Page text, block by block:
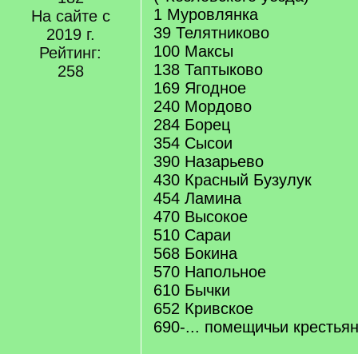
На сайте с
2019 г.
Рейтинг:
258
1 Муровлянка
39 Телятниково
100 Максы
138 Таптыково
169 Ягодное
240 Мордово
284 Борец
354 Сысои
390 Назарьево
430 Красный Бузулук
454 Ламина
470 Высокое
510 Сараи
568 Бокина
570 Напольное
610 Бычки
652 Кривское
690-... помещичьи